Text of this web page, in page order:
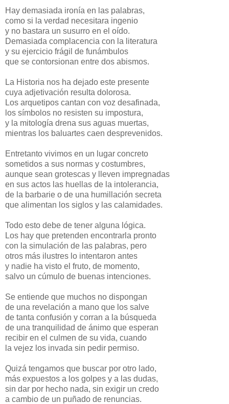
Hay demasiada ironía en las palabras,
como si la verdad necesitara ingenio
y no bastara un susurro en el oído.
Demasiada complacencia con la literatura
y su ejercicio frágil de funámbulos
que se contorsionan entre dos abismos.
La Historia nos ha dejado este presente
cuya adjetivación resulta dolorosa.
Los arquetipos cantan con voz desafinada,
los símbolos no resisten su impostura,
y la mitología drena sus aguas muertas,
mientras los baluartes caen desprevenidos.
Entretanto vivimos en un lugar concreto
sometidos a sus normas y costumbres,
aunque sean grotescas y lleven impregnadas
en sus actos las huellas de la intolerancia,
de la barbarie o de una humillación secreta
que alimentan los siglos y las calamidades.
Todo esto debe de tener alguna lógica.
Los hay que pretenden encontrarla pronto
con la simulación de las palabras, pero
otros más ilustres lo intentaron antes
y nadie ha visto el fruto, de momento,
salvo un cúmulo de buenas intenciones.
Se entiende que muchos no dispongan
de una revelación a mano que los salve
de tanta confusión y corran a la búsqueda
de una tranquilidad de ánimo que esperan
recibir en el culmen de su vida, cuando
la vejez los invada sin pedir permiso.
Quizá tengamos que buscar por otro lado,
más expuestos a los golpes y a las dudas,
sin dar por hecho nada, sin exigir un credo
a cambio de un puñado de renuncias.